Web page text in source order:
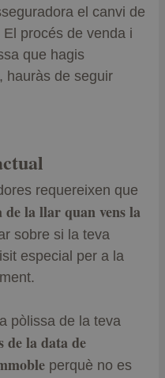
el canvi de
procés de venda i
que hagis
hauràs de seguir
requereixen que
de la llar quan vens la
sobre si la teva
especial per a la
la pòlissa de la teva
de la data de
perquè no es